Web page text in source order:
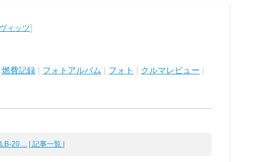
ィッツ]
燃費記録 | フォトアルバム | フォト | クルマレビュー |
20 ... | 記事一覧 |